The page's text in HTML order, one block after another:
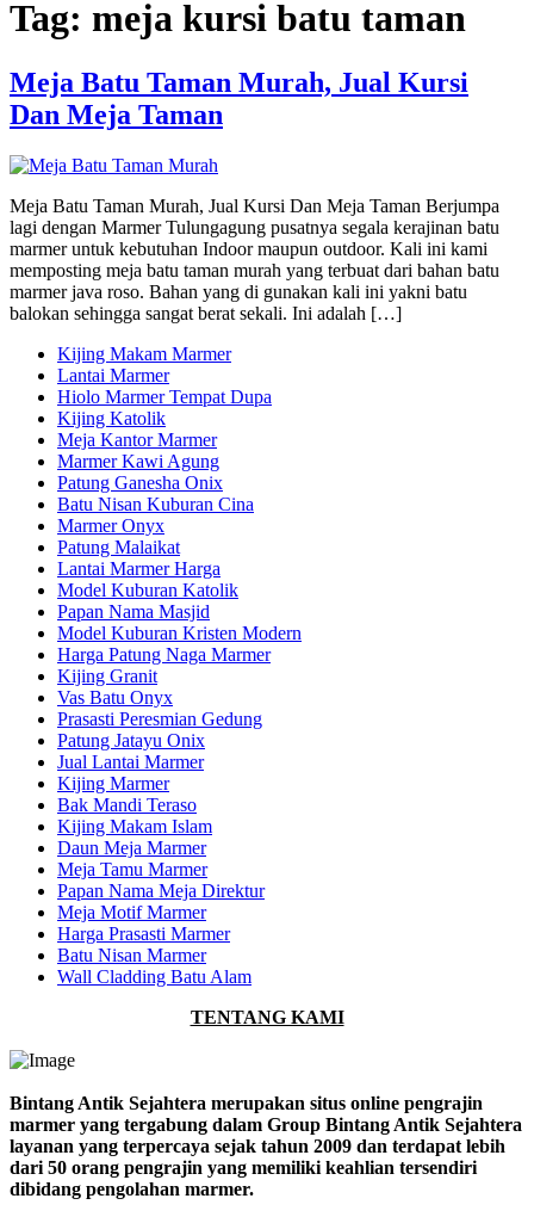
Tag: meja kursi batu taman
Meja Batu Taman Murah, Jual Kursi
Dan Meja Taman
Meja Batu Taman Murah, Jual Kursi Dan Meja Taman Berjumpa
lagi dengan Marmer Tulungagung pusatnya segala kerajinan batu
marmer untuk kebutuhan Indoor maupun outdoor. Kali ini kami
memposting meja batu taman murah yang terbuat dari bahan batu
marmer java roso. Bahan yang di gunakan kali ini yakni batu
balokan sehingga sangat berat sekali. Ini adalah […]
Kijing Makam Marmer
Lantai Marmer
Hiolo Marmer Tempat Dupa
Kijing Katolik
Meja Kantor Marmer
Marmer Kawi Agung
Patung Ganesha Onix
Batu Nisan Kuburan Cina
Marmer Onyx
Patung Malaikat
Lantai Marmer Harga
Model Kuburan Katolik
Papan Nama Masjid
Model Kuburan Kristen Modern
Harga Patung Naga Marmer
Kijing Granit
Vas Batu Onyx
Prasasti Peresmian Gedung
Patung Jatayu Onix
Jual Lantai Marmer
Kijing Marmer
Bak Mandi Teraso
Kijing Makam Islam
Daun Meja Marmer
Meja Tamu Marmer
Papan Nama Meja Direktur
Meja Motif Marmer
Harga Prasasti Marmer
Batu Nisan Marmer
Wall Cladding Batu Alam
TENTANG KAMI
Bintang Antik Sejahtera merupakan situs online pengrajin
marmer yang tergabung dalam Group Bintang Antik Sejahtera
layanan yang terpercaya sejak tahun 2009 dan terdapat lebih
dari 50 orang pengrajin yang memiliki keahlian tersendiri
dibidang pengolahan marmer.